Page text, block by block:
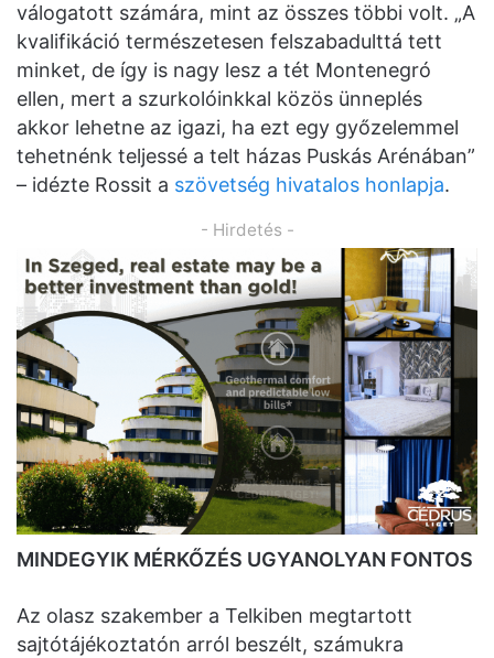
válogatott számára, mint az összes többi volt. „A
kvalifikáció természetesen felszabadulttá tett
minket, de így is nagy lesz a tét Montenegró
ellen, mert a szurkolóinkkal közös ünneplés
akkor lehetne az igazi, ha ezt egy győzelemmel
tehetnénk teljessé a telt házas Puskás Arénában”
– idézte Rossit a szövetség hivatalos honlapja.
- Hirdetés -
MINDEGYIK MÉRKŐZÉS UGYANOLYAN FONTOS
Az olasz szakember a Telkiben megtartott
sajtótájékoztatón arról beszélt, számukra